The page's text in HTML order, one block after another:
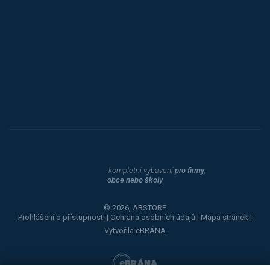
kompletní vybavenípro firmy,
obce nebo školy
© 2026, ABSTORE
Prohlášení o přístupnosti | Ochrana osobních údajů | Mapa stránek |
Vytvořila eBRÁNA